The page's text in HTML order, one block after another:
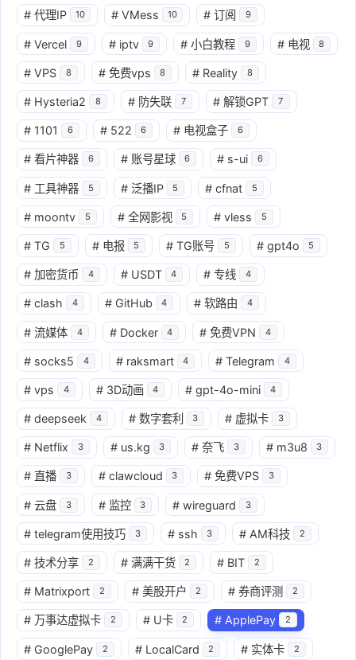
# 代理IP 10 # VMess 10 # 订阅 9
# Vercel 9 # iptv 9 # 小白教程 9 # 电视 8
# VPS 8 # 免费vps 8 # Reality 8
# Hysteria2 8 # 防失联 7 # 解锁GPT 7
# 1101 6 # 522 6 # 电视盒子 6
# 看片神器 6 # 账号星球 6 # s-ui 6
# 工具神器 5 # 泛播IP 5 # cfnat 5
# moontv 5 # 全网影视 5 # vless 5
# TG 5 # 电报 5 # TG账号 5 # gpt4o 5
# 加密货币 4 # USDT 4 # 专线 4
# clash 4 # GitHub 4 # 软路由 4
# 流媒体 4 # Docker 4 # 免费VPN 4
# socks5 4 # raksmart 4 # Telegram 4
# vps 4 # 3D动画 4 # gpt-4o-mini 4
# deepseek 4 # 数字套利 3 # 虚拟卡 3
# Netflix 3 # us.kg 3 # 奈飞 3 # m3u8 3
# 直播 3 # clawcloud 3 # 免费VPS 3
# 云盘 3 # 监控 3 # wireguard 3
# telegram使用技巧 3 # ssh 3 # AM科技 2
# 技术分享 2 # 满满干货 2 # BIT 2
# Matrixport 2 # 美股开户 2 # 券商评测 2
# 万事达虚拟卡 2 # U卡 2 # ApplePay 2
# GooglePay 2 # LocalCard 2 # 实体卡 2